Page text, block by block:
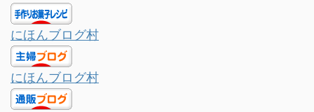
にほんブログ村
にほんブログ村